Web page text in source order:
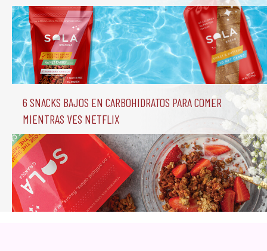
6 Snacks Bajos en Carbohidratos para comer
mientras ves Netflix